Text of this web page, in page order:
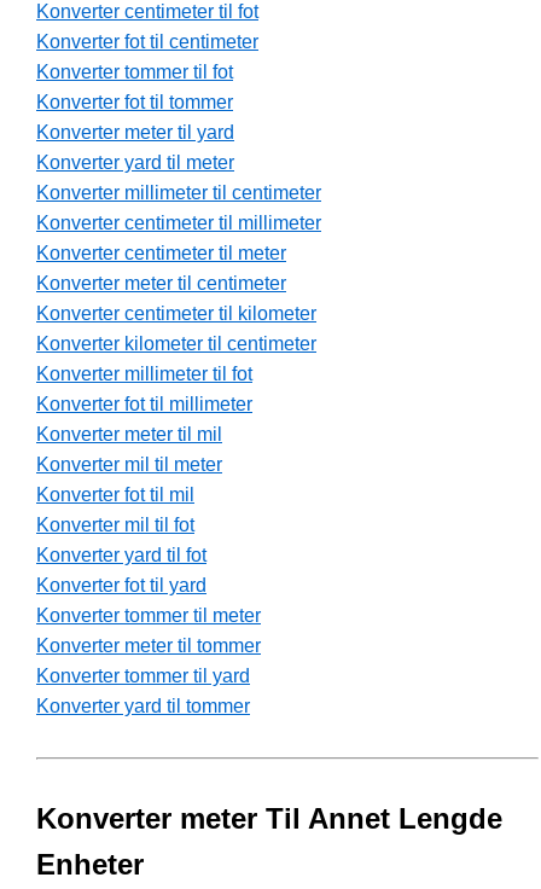
Konverter centimeter til fot
Konverter fot til centimeter
Konverter tommer til fot
Konverter fot til tommer
Konverter meter til yard
Konverter yard til meter
Konverter millimeter til centimeter
Konverter centimeter til millimeter
Konverter centimeter til meter
Konverter meter til centimeter
Konverter centimeter til kilometer
Konverter kilometer til centimeter
Konverter millimeter til fot
Konverter fot til millimeter
Konverter meter til mil
Konverter mil til meter
Konverter fot til mil
Konverter mil til fot
Konverter yard til fot
Konverter fot til yard
Konverter tommer til meter
Konverter meter til tommer
Konverter tommer til yard
Konverter yard til tommer
Konverter meter Til Annet Lengde
Enheter